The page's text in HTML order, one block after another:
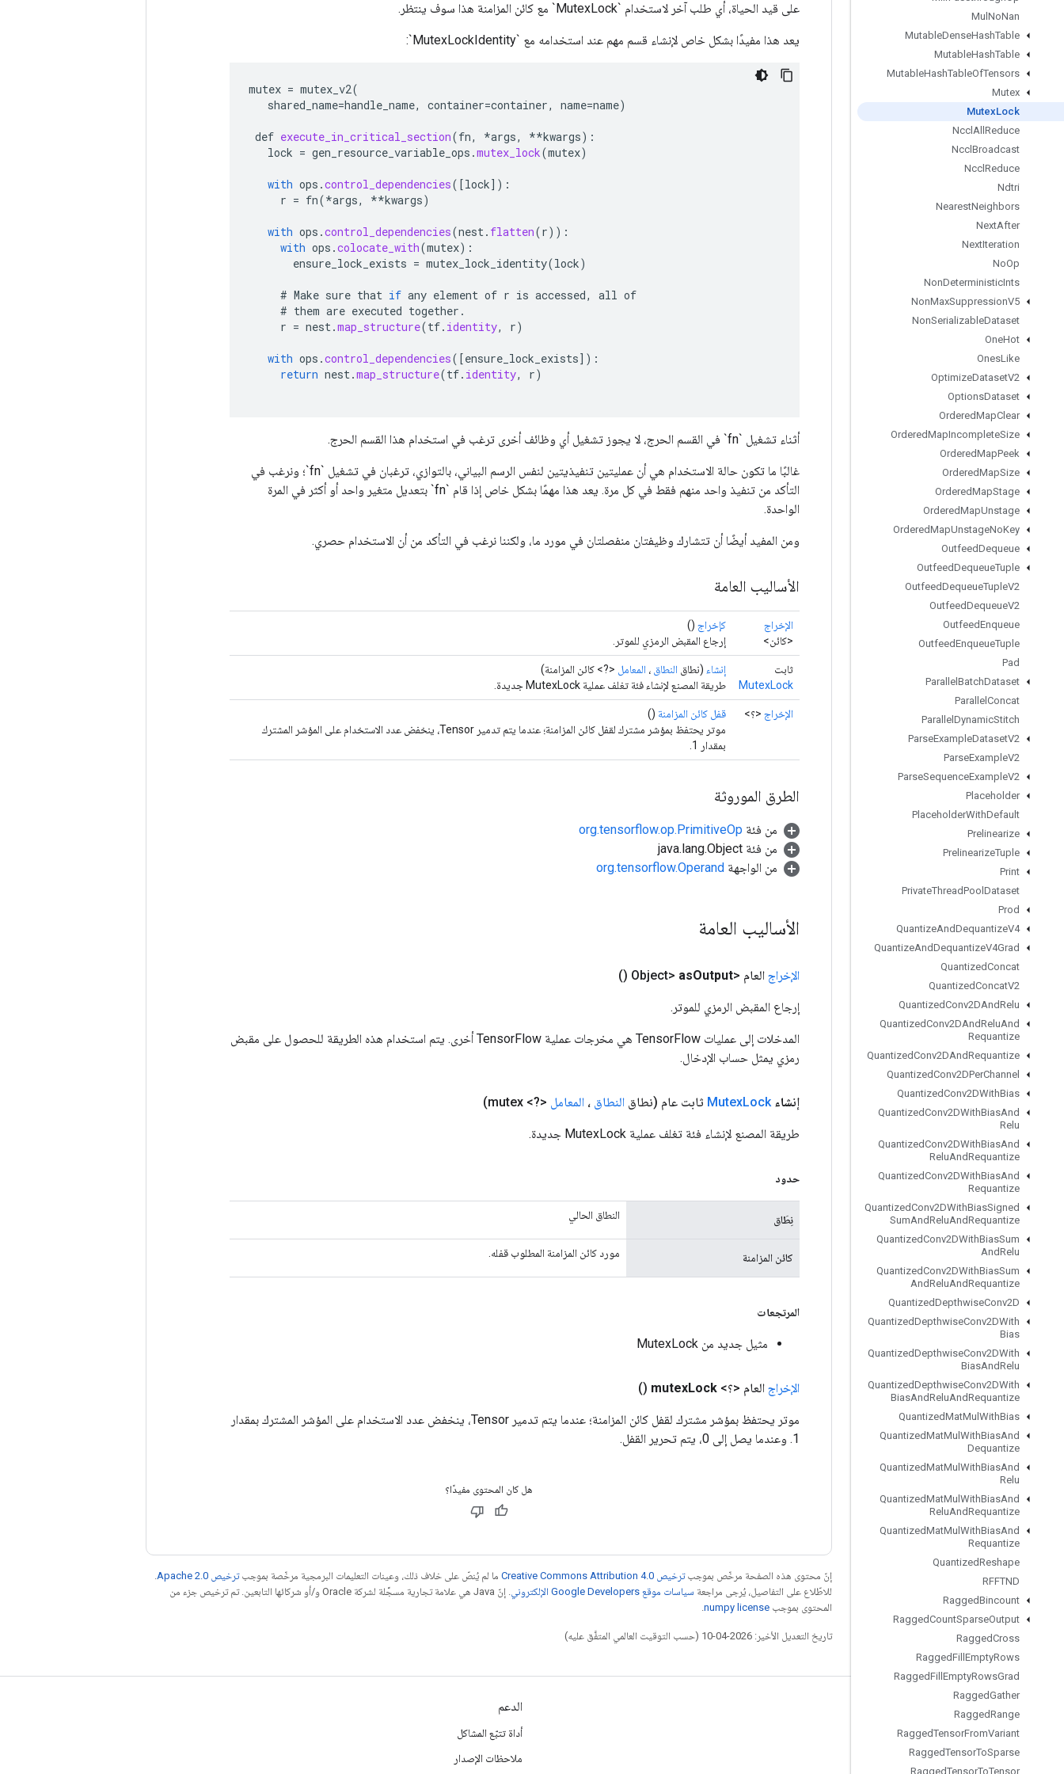
Mul NoNan
MutableDenseHashTable
MutableHashTable
MutableHashTableOfTensors
Mutex
MutexLock
Nccl All Reduce
Nccl Broadcast
Nccl Reduce
Ndtri
NearestNeighbors
NextAfter
NextIteration
NoOp
NonDeterministicInts
NonMaxSuppressionV5
NonSerializableDataset
OneHot
OnesLike
OptimizeDatasetV2
OptionsDataset
OrderedMapClear
OrderedMapIncompleteSize
OrderedMapPeek
OrderedMapSize
OrderedMapStage
OrderedMapUnstage
OrderedMapUnstageNoKey
OutfeedDequeue
OutfeedDequeueTuple
OutfeedDequeueTupleV2
OutfeedDequeueV2
OutfeedEnqueue
OutfeedEnqueueTuple
Pad
Parallel BatchDataset
Parallel Concat
Parallel DynamicStitch
ParseExampleDatasetV2
ParseExampleV2
ParseSequenceExampleV2
Placeholder
PlaceholderWithDefault
Prelinearize
PrelinearizeTuple
Print
PrivateThreadPool Dataset
Prod
QuantizeAndDequantizeV4
QuantizeAndDequantizeV4Grad
QuantizedConcat
QuantizedConcatV2
QuantizedConv2DAndRelu
QuantizedConv2DAndReluAnd
Requantize
QuantizedConv2DAndRequantize
QuantizedConv2DPerChannel
QuantizedConv2DWithBias
QuantizedConv2DWithBiasAnd
Relu
QuantizedConv2DWithBiasAnd
ReluAndRequantize
QuantizedConv2DWithBiasAnd
Requantize
QuantizedConv2DWithBiasSigned
SumAndReluAndRequantize
QuantizedConv2DWithBiasSum
AndRelu
QuantizedConv2DWithBiasSum
AndReluAndRequantize
QuantizedDepthwiseConv2D
QuantizedDepthwiseConv2DWith
Bias
QuantizedDepthwiseConv2DWith
BiasAndRelu
QuantizedDepthwiseConv2DWith
BiasAndReluAndRequantize
QuantizedMatMul WithBias
QuantizedMatMul WithBiasAnd
Dequantize
QuantizedMatMul WithBiasAnd
Relu
QuantizedMatMul WithBiasAnd
ReluAndRequantize
QuantizedMatMul WithBiasAnd
Requantize
QuantizedReshape
RFFTND
RaggedBincount
RaggedCountSparseOutput
RaggedCross
RaggedFill EmptyRows
RaggedFill EmptyRowsGrad
RaggedGather
RaggedRange
RaggedTensorFromVariant
RaggedTensorToSparse
RaggedTensorToTensor
على قيد الحياة، أي طلب آخر لاستخدام `MutexLock` مع كائن المزامنة هذا سوف ينتظر.
يعد هذا مفيدًا بشكل خاص لإنشاء قسم مهم عند استخدامه مع `MutexLockIdentity`:
mutex = mutex_v2(
shared_name=handle_name, container=container, name=name)
def execute_in_critical_section(fn, *args, **kwargs):
lock = gen_resource_variable_ops .mutex_lock(mutex)
with ops .control_dependencies( [lock] ):
r = fn(*args, **kwargs)
with ops .control_dependencies(nest. flatten(r)):
with ops .colocate_with(mutex):
ensure_lock_exists = mutex_lock_identity(lock)
# Make sure that if any element of r is accessed, all of
# them are executed together .
r = nest.map_structure(tf. identity, r)
with ops .control_dependencies( [ensure_lock_exists] ):
return nest.map_structure(tf. identity, r)
أثناء تشغيل `fn` في القسم الحرج، لا يجوز تشغيل أي وظائف أخرى ترغب في استخدام هذا القسم الحرج.
غالبًا ما تكون حالة الاستخدام هي أن عمليتين تنفيذيتين لنفس الرسم البياني، بالتوازي، ترغبان في تشغيل `fn`؛ ونرغب في
التأكد من تنفيذ واحد منهم فقط في كل مرة. يعد هذا مهمًا بشكل خاص إذا قام `fn` بتعديل متغير واحد أو أكثر في المرة
الواحدة.
ومن المفيد أيضًا أن تتشارك وظيفتان منفصلتان في مورد ما، ولكننا نرغب في التأكد من أن الاستخدام حصري.
الأساليب العامة
الإخراج
<كائن>
كإخراج ()
إرجاع المقبض الرمزي للموتر.
ثابت
MutexLock
إنشاء (نطاق النطاق ، المعامل <?> كائن المزامنة)
طريقة المصنع لإنشاء فئة تغلف عملية MutexLock جديدة.
الإخراج <؟> قفل كائن المزامنة ()
موتر يحتفظ بمؤشر مشترك لقفل كائن المزامنة؛ عندما يتم تدمير Tensor، ينخفض ​​عدد الاستخدام على المؤشر المشترك
بمقدار 1.
الطرق الموروثة
من فئة org.tensorflow.op.PrimitiveOp
من فئة java.lang.Object
من الواجهة org.tensorflow.Operand
الأساليب العامة
الإخراج العام <Object> asOutput
()
إرجاع المقبض الرمزي للموتر.
المدخلات إلى عمليات TensorFlow هي مخرجات عملية TensorFlow أخرى. يتم استخدام هذه الطريقة للحصول على مقبض
رمزي يمثل حساب الإدخال.
إنشاء MutexLock ثابت عام (نطاق النطاق ، المعامل <?> mutex)
طريقة المصنع لإنشاء فئة تغلف عملية MutexLock جديدة.
حدود
نِطَاق النطاق الحالي
كائن المزامنة مورد كائن المزامنة المطلوب قفله.
المرتجعات
مثيل جديد من MutexLock
الإخراج العام <؟> mutexLock
()
موتر يحتفظ بمؤشر مشترك لقفل كائن المزامنة؛ عندما يتم تدمير Tensor، ينخفض ​​عدد الاستخدام على المؤشر المشترك بمقدار
1. وعندما يصل إلى 0، يتم تحرير القفل.
هل كان المحتوى مفيدًا؟
إنّ محتوى هذه الصفحة مرخّص بموجبترخيص Creative Commons Attribution 4.0‏ ما لم يُنصّ على خلاف ذلك، وعينات التعليمات البرمجية مرخّصة بموجبترخيص Apache 2.0‏
للاطّلاع على التفاصيل، يُرجى مراجعة سياسات موقع Google Developers الإلكتروني
. إنّ Java هي علامة تجارية مسجَّلة لشركة Oracle و/أو شركائها التابعين. تم ترخيص جزء من
المحتوى بموجب numpy license
تاريخ التعديل الأخير: 2026-04-10 (حسب التوقيت العالمي المتفَّق عليه)
التواصل الاجتماعي
المدوّنة
المنتدى
الدعم
أداة تتبّع المشاكل
ملاحظات الإصدار